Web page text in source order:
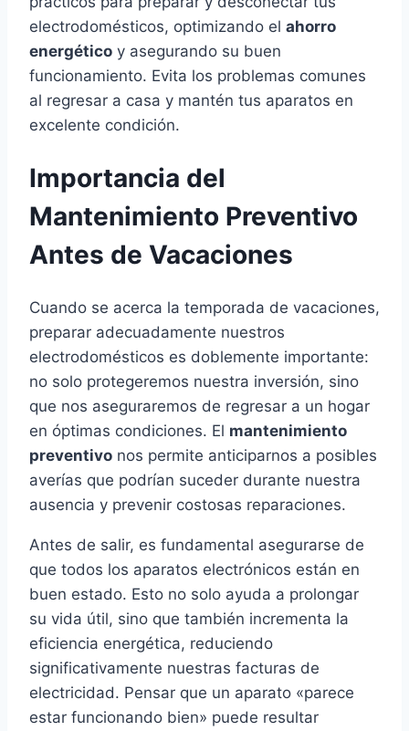
electrodomésticos, optimizando el ahorro
energético y asegurando su buen
funcionamiento. Evita los problemas comunes
al regresar a casa y mantén tus aparatos en
excelente condición.
Importancia del
Mantenimiento Preventivo
Antes de Vacaciones
Cuando se acerca la temporada de vacaciones,
preparar adecuadamente nuestros
electrodomésticos es doblemente importante:
no solo protegeremos nuestra inversión, sino
que nos aseguraremos de regresar a un hogar
en óptimas condiciones. El mantenimiento
preventivo nos permite anticiparnos a posibles
averías que podrían suceder durante nuestra
ausencia y prevenir costosas reparaciones.
Antes de salir, es fundamental asegurarse de
que todos los aparatos electrónicos están en
buen estado. Esto no solo ayuda a prolongar
su vida útil, sino que también incrementa la
eficiencia energética, reduciendo
significativamente nuestras facturas de
electricidad. Pensar que un aparato «parece
estar funcionando bien» puede resultar